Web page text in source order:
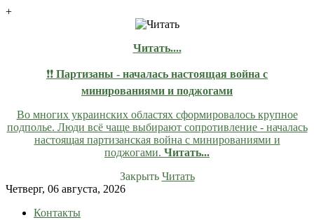
+
Читать....
❗❗ Партизаны - началась настоящая война с
минированиями и поджогами
Во многих украинских областях сформировалось крупное
подполье. Люди всё чаще выбирают сопротивление - началась
настоящая партизанская война с минированиями и
поджогами. Читать...
Закрыть Читать
Skip
content
Четверг, 06 августа, 2026
Контакты